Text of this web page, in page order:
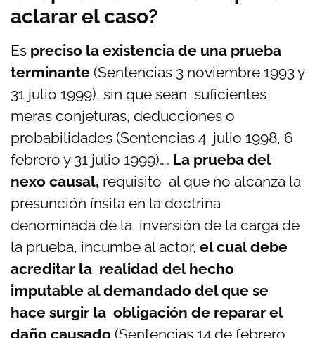
aclarar el caso?
Es preciso la existencia de una prueba
terminante (Sentencias 3 noviembre 1993 y
31 julio 1999), sin que sean suficientes
meras conjeturas, deducciones o
probabilidades (Sentencias 4 julio 1998, 6
febrero y 31 julio 1999)…. La prueba del
nexo causal, requisito al que no alcanza la
presunción ínsita en la doctrina
denominada de la inversión de la carga de
la prueba, incumbe al actor, el cual debe
acreditar la realidad del hecho
imputable al demandado del que se
hace surgir la obligación de reparar el
daño causado (Sentencias 14 de febrero